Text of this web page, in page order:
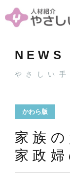
やさしい
かわら版
家族
家政